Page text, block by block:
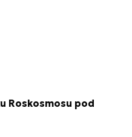
Roskosmosu pod